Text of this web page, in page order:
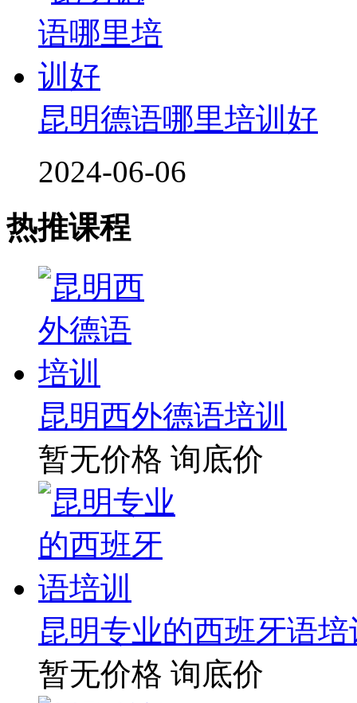
昆明德语哪里培训好
2024-06-06
热推课程
昆明西外德语培训
暂无价格 询底价
昆明专业的西班牙语培
暂无价格 询底价